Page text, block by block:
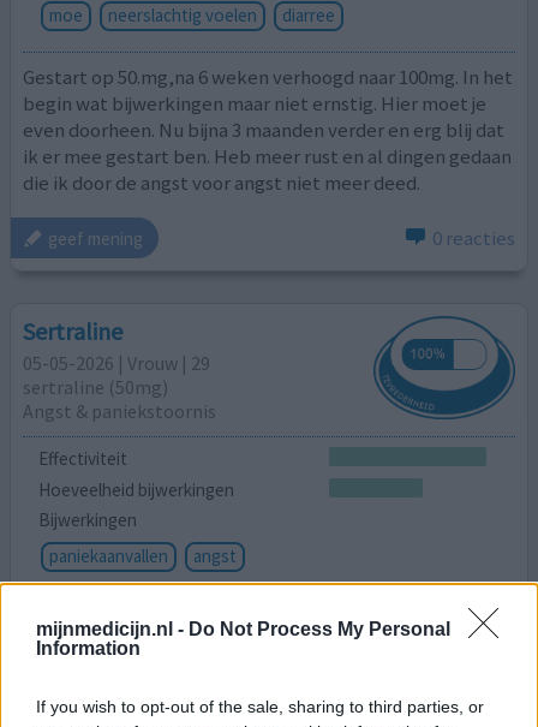
mijnmedicijn.nl - Do Not Process My Personal
Information
If you wish to opt-out of the sale, sharing to third parties, or
moe
neerslachtig voelen diarree
Gestart op 50.mg,na 6 weken verhoogd naar 100mg. In het
begin wat bijwerkingen maar niet ernstig. Hier moet je
even doorheen. Nu bijna 3 maanden verder en erg blij dat
ik er mee gestart ben. Heb meer rust en al dingen gedaan
die ik door de angst voor angst niet meer deed.
geef mening 0 reacties
Sertraline
05-05-2026 | Vrouw | 29
sertraline (50mg)
Angst & paniekstoornis
Effectiviteit
Hoeveelheid bijwerkingen
Bijwerkingen
paniekaanvallen
angst
In het verleden meerdere depressies gehad, er alles aan
gedaan met therapie om geen anti depressiva te hoeven
merkte ik dat ik weer vatbaarder werd, toen ik februari